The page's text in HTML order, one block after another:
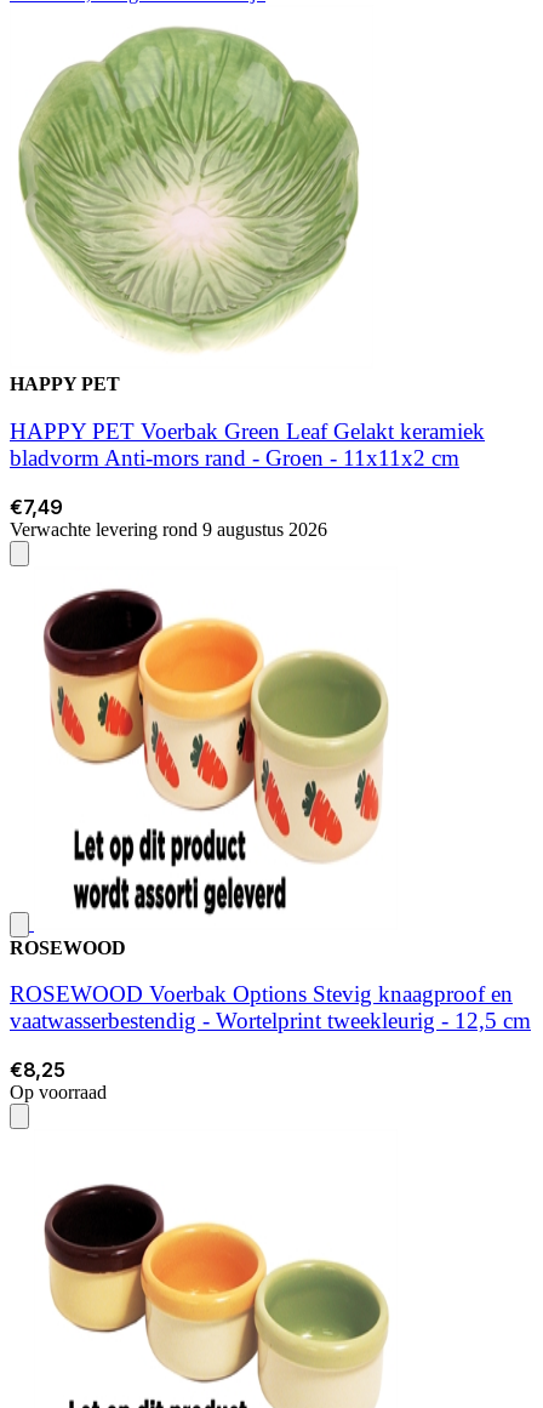
HAPPY PET
HAPPY PET Voerbak Green Leaf Gelakt keramiek
bladvorm Anti-mors rand - Groen - 11x11x2 cm
€7,49
Verwachte levering rond 9 augustus 2026
ROSEWOOD
ROSEWOOD Voerbak Options Stevig knaagproof en
vaatwasserbestendig - Wortelprint tweekleurig - 12,5 cm
€8,25
Op voorraad